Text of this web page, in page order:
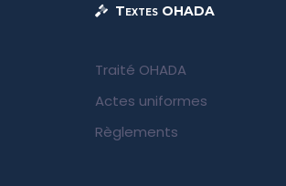
Textes OHADA
Traité OHADA
Actes uniformes
Règlements